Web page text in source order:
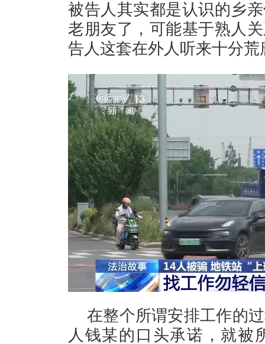
被告人其实都是认识的乡
老朋友了，可能基于熟人
告人这套在外人听来十分
在整个所谓安排工作的
人钱某的口头承诺，就被